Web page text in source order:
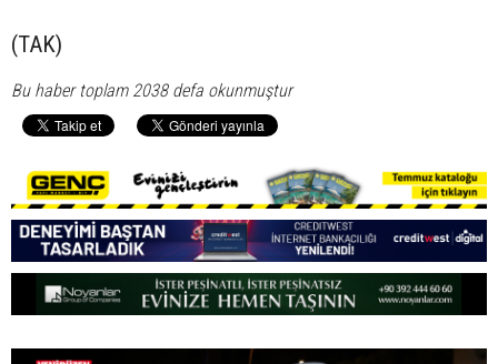
(TAK)
Bu haber toplam 2038 defa okunmuştur